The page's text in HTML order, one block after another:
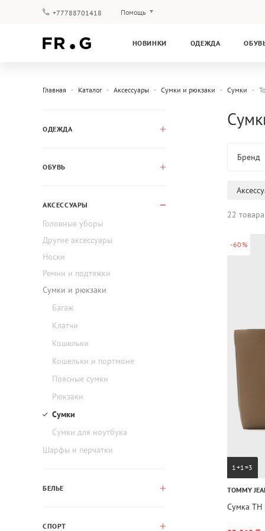
+77788701418 Помощь
НОВИНКИ ОДЕЖДА
Главная Каталог Аксессуары Сумки и рюкзаки Сумки
ОДЕЖДА
ОБУВЬ
АКСЕССУАРЫ
Головные уборы
Другие аксессуары
Носки
Ремни и подтяжки
Сумки и рюкзаки
Багаж
Клатчи
Кошельки
Кошельки и портмоне
Поясные сумки
Рюкзаки
Сумки
Сумки для ноутбука
Шарфы и перчатки
БЕЛЬЕ
СПОРТ
Бренд
22 товара
-60%
1+1=3
TOMMY
Сумка TH